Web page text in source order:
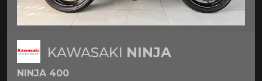
KAWASAKI NINJA
NINJA 400